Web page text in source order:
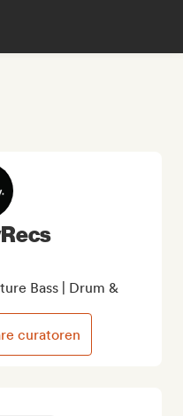
Bass | Drum &
curatoren